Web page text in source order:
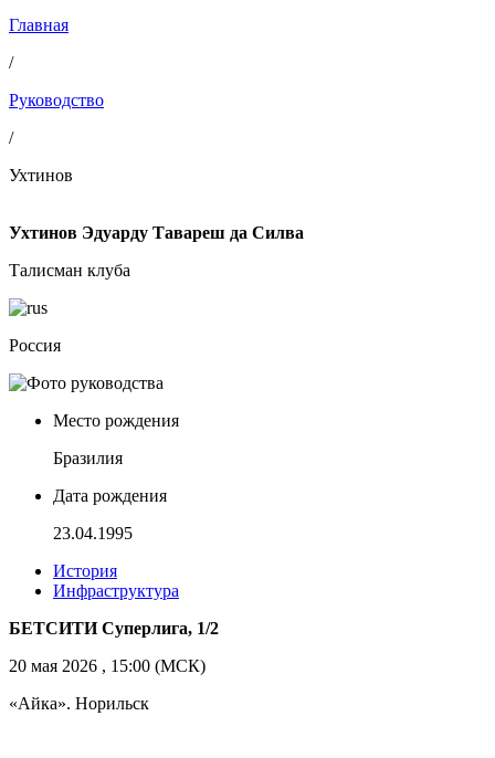
Главная
/
Руководство
/
Ухтинов
Ухтинов Эдуарду Тавареш да Силва
Талисман клуба
Россия
Место рождения
Бразилия
Дата рождения
23.04.1995
История
Инфраструктура
БЕТСИТИ Суперлига, 1/2
20 мая 2026 , 15:00 (МСК)
«Айка». Норильск